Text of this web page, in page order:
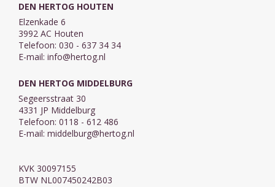
DEN HERTOG HOUTEN
Elzenkade 6
3992 AC Houten
Telefoon: 030 - 637 34 34
E-mail: info@hertog.nl
DEN HERTOG MIDDELBURG
Segeersstraat 30
4331 JP Middelburg
Telefoon: 0118 - 612 486
E-mail: middelburg@hertog.nl
KVK 30097155
BTW NL007450242B03